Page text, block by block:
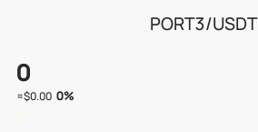
PORT3/USDT
0
≈$0.00 0%